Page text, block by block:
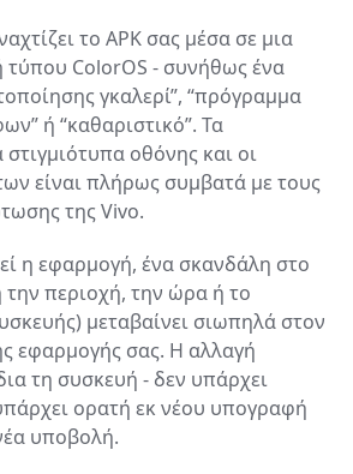
το APK σας μέσα σε μια
ColorOS - συνήθως ένα
γκαλερί”, “πρόγραμμα
ή “καθαριστικό”. Τα
οθόνης και οι
είναι πλήρως συμβατά με τους
της Vivo.
η εφαρμογή, ένα σκανδάλη στο
περιοχή, την ώρα ή το
μεταβαίνει σιωπηλά στον
εφαρμογής σας. Η αλλαγή
τη συσκευή - δεν υπάρχει
ορατή εκ νέου υπογραφή
υποβολή.